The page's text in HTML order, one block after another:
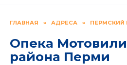
ГЛАВНАЯ » АДРЕСА » ПЕРМСКИЙ
Опека
района Перми